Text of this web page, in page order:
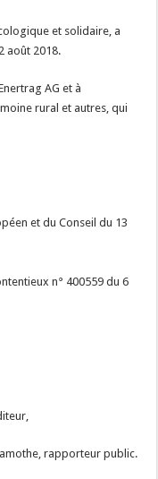
et solidaire, a
août 2018.
AG et à
rural et autres, qui
et du Conseil du 13
n° 400559 du 6
rapporteur public.